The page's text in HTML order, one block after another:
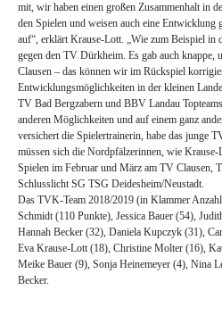
mit, wir haben einen großen Zusammenhalt in
den Spielen und weisen auch eine Entwicklung
auf“, erklärt Krause-Lott. „Wie zum Beispiel in
gegen den TV Dürkheim. Es gab auch knappe,
Clausen – das können wir im Rückspiel
Entwicklungsmöglichkeiten in der kleinen
TV Bad Bergzabern und BBV Landau
anderen Möglichkeiten und auf einem ganz
versichert die Spielertrainerin, habe das junge
müssen sich die Nordpfälzerinnen, wie Krause-
Spielen im Februar und März am TV Clausen,
Schlusslicht SG TSG Deidesheim/Neustadt.
Das TVK-Team 2018/2019 (in Klammer
Schmidt (110 Punkte), Jessica Bauer (54),
Hannah Becker (32), Daniela Kupczyk (31),
Eva Krause-Lott (18), Christine Molter (16),
Meike Bauer (9), Sonja Heinemeyer (4), Nina
Becker.